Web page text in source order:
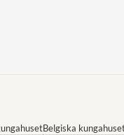
Belgiska